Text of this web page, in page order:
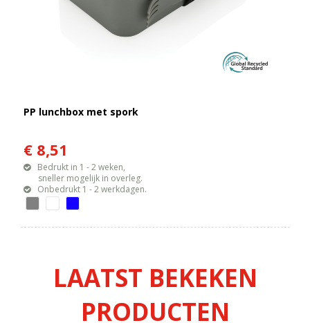
PP lunchbox met spork
€ 8,51
Bedrukt in 1 - 2 weken,
sneller mogelijk in overleg.
Onbedrukt 1 - 2 werkdagen.
LAATST BEKEKEN
PRODUCTEN